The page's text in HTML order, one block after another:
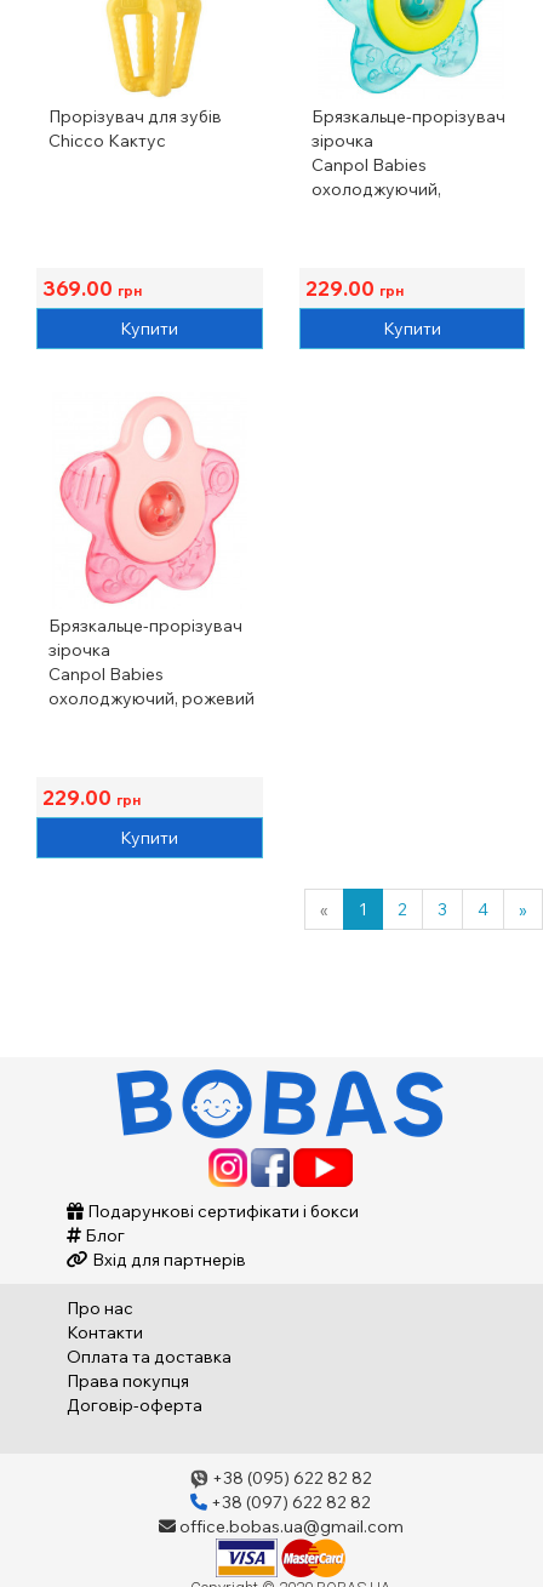
Прорізувач для зубів
Chicco Кактус
369.00 грн
Купити
Брязкальце-прорізувач
зірочка
Canpol Babies
охолоджуючий,
229.00 грн
Купити
Брязкальце-прорізувач
зірочка
Canpol Babies
охолоджуючий, рожевий
229.00 грн
Купити
« 1 2 3 4 »
Подарункові сертифікати і бокси
Блог
Вхід для партнерів
Про нас
Контакти
Оплата та доставка
Права покупця
Договір-оферта
+38 (095) 622 82 82
+38 (097) 622 82 82
office.bobas.ua@gmail.com